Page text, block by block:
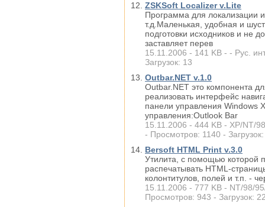
ZSKSoft Localizer v.Lite
Программа для локализации
т.д.Маленькая, удобная и
подготовки исходников и не
заставляет перев
15.11.2006 - 141 KB - - Рус.
Загрузок: 13
Outbar.NET v.1.0
Outbar.NET это компонента
реализовать интерфейс
панели управления Windows
управления:Outlook Bar
15.11.2006 - 444 KB - XP/NT/
- Просмотров: 1140 -
Bersoft HTML Print v.3.0
Утилита, с помощью которой
распечатывать HTML-
колонтитулов, полей и т.п. -
15.11.2006 - 777 KB - NT/98/
Просмотров: 943 - Загрузок: